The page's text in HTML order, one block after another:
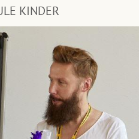
KINDER